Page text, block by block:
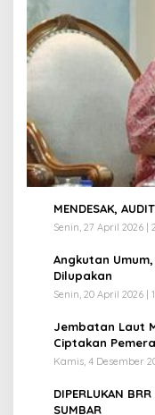
MENDESAK,
Senin, 27 April 2026 |
Angkutan
Dilupakan
Senin, 20 April 2026 |
Jembatan Laut
Ciptakan
Kamis, 4 Desember
DIPERLUKAN
SUMBAR